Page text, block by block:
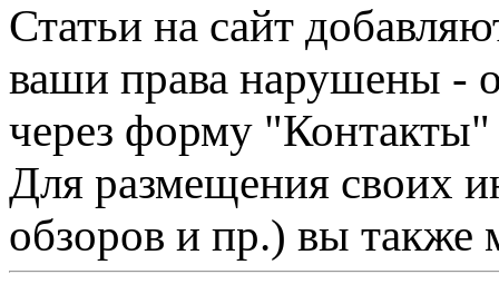
Статьи на сайт
ваши права нарушены -
через форму "Контакты"
Для размещения своих
обзоров и пр.) вы также